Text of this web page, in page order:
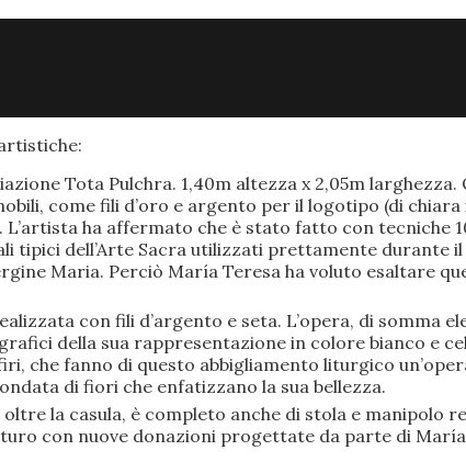
Tota Pulchra. 1,40m altezza x 2,05m
come fili d’oro e argento per il logotipo (di
ha affermato che è stato fatto con tecniche
tipici dell’Arte Sacra utilizzati prettamente durante
Maria. Perciò María Teresa ha voluto esaltare
con fili d’argento e seta. L’opera, di somma
della sua rappresentazione in colore bianco e
che fanno di questo abbigliamento liturgico
di fiori che enfatizzano la sua bellezza.
la casula, è completo anche di stola e manipolo
con nuove donazioni progettate da parte di María